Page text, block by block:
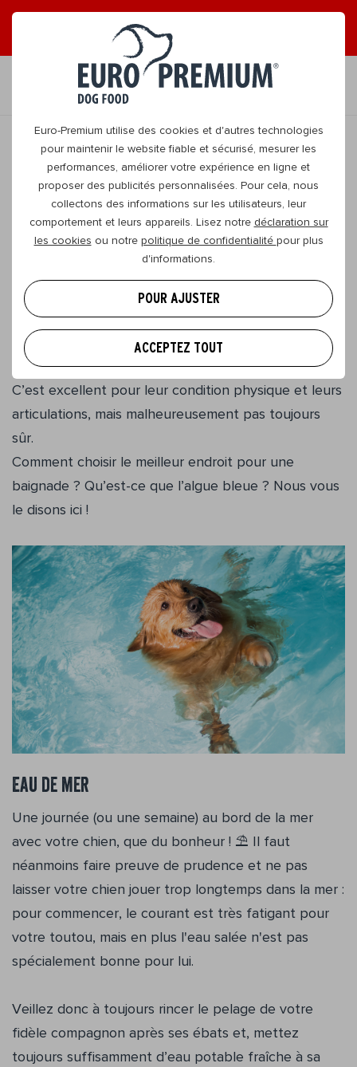
Euro-Premium utilise des cookies et d'autres technologies
pour maintenir le website fiable et sécurisé, mesurer les
performances, améliorer votre expérience en ligne et
proposer des publicités personnalisées. Pour cela, nous
collectons des informations sur les utilisateurs, leur
comportement et leurs appareils. Lisez notre déclaration sur
les cookies ou notre politique de confidentialité pour plus
d'informations.
POUR AJUSTER
ACCEPTEZ TOUT
LISEZ NOS MAGAZINES EN LIGNE GRATUITS !
FR
RETOURNER
Les meilleurs endroits pour aller
faire trempette en cette fin d’été
Il existe plein d’activités qui peuvent faire la joie de
votre chien. Vous pouvez par exemple jouer au
ballon, courir, faire une bonne promenade…, mais ce
que les chiens aiment par-dessus tout, c’est… nager !
C’est excellent pour leur condition physique et leurs
articulations, mais malheureusement pas toujours
sûr.
Comment choisir le meilleur endroit pour une
baignade ? Qu’est-ce que l’algue bleue ? Nous vous
le disons ici !
Eau de mer
Une journée (ou une semaine) au bord de la mer
avec votre chien, que du bonheur ! ⛱ Il faut
néanmoins faire preuve de prudence et ne pas
laisser votre chien jouer trop longtemps dans la mer :
pour commencer, le courant est très fatigant pour
votre toutou, mais en plus l'eau salée n'est pas
spécialement bonne pour lui.
Veillez donc à toujours rincer le pelage de votre
fidèle compagnon après ses ébats et, mettez
toujours suffisamment d’eau potable fraîche à sa